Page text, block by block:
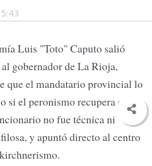
Luis "Toto" Caputo salió
gobernador de La Rioja,
que el mandatario provincial lo
si el peronismo recupera el
no fue técnica ni
y apuntó directo al centro